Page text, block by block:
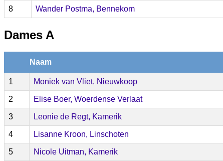
8 Wander Postma, Bennekom
Dames A
Naam
1 Moniek van Vliet, Nieuwkoop
2 Elise Boer, Woerdense Verlaat
3 Leonie de Regt, Kamerik
4 Lisanne Kroon, Linschoten
5 Nicole Uitman, Kamerik